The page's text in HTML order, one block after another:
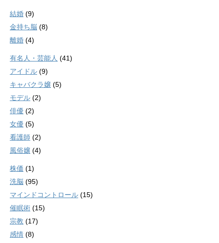
結婚 (9)
金持ち脳 (8)
離婚 (4)
有名人・芸能人 (41)
アイドル (9)
キャバクラ嬢 (5)
モデル (2)
俳優 (2)
女優 (5)
看護師 (2)
風俗嬢 (4)
株価 (1)
洗脳 (95)
マインドコントロール (15)
催眠術 (15)
宗教 (17)
感情 (8)